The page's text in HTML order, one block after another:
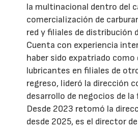
la multinacional dentro del
comercialización de
red y filiales de distribución
Cuenta con experiencia
haber sido expatriado como
lubricantes en filiales de
regreso, lideró la dirección
desarrollo de negocios de la
Desde 2023 retomó la
desde 2025, es el director